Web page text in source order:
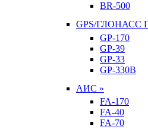
BR-500
GPS/ГЛОНАСС
GP-170
GP-39
GP-33
GP-330B
АИС »
FA-170
FA-40
FA-70